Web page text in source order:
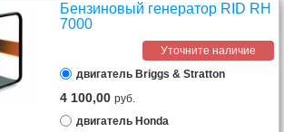
Бензиновый генератор RID RH
7000
Уточните наличие
двигатель Briggs & Stratton
4 100,00руб.
двигатель Honda